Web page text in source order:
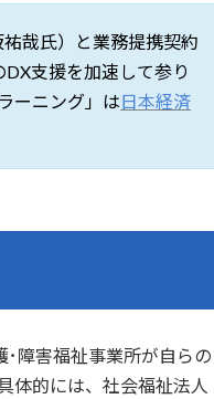
祐哉氏）と業務提携契約
支援を加速して参り
ーニング」は日本経済
･障害福祉事業所が自らの
体的には、社会福祉法人